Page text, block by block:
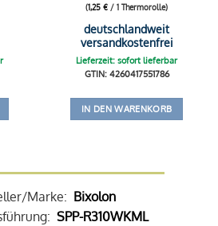
(1,25€ / 1 Thermorolle)
deutschlandweit
versandkostenfrei
Lieferzeit: sofort lieferbar
GTIN: 4260417551786
IN DEN WARENKORB
Marke: Bixolon
SPP-R310WKML